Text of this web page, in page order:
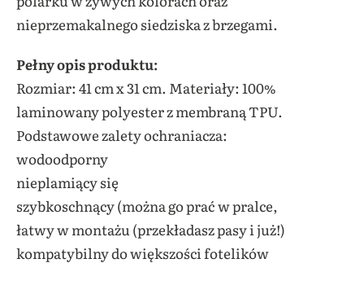
nieprzemakalnego siedziska z brzegami.
Pełny opis produktu:
Rozmiar: 41 cm x 31 cm. Materiały: 100%
laminowany polyester z membraną TPU.
Podstawowe zalety ochraniacza:
wodoodporny
nieplamiący się
szybkoschnący (można go prać w pralce,
łatwy w montażu (przekładasz pasy i już!)
kompatybilny do większości fotelików